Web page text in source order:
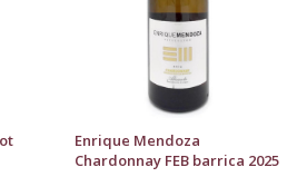
Enrique Mendoza
Chardonnay FEB barrica 2025